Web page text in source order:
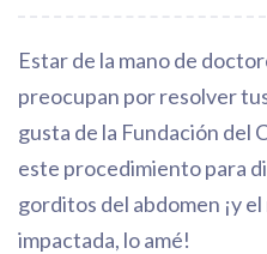
Estar de la mano de
preocupan por resolver
gusta de la Fundación del
este procedimiento para
gorditos del abdomen ¡y
impactada, lo amé!